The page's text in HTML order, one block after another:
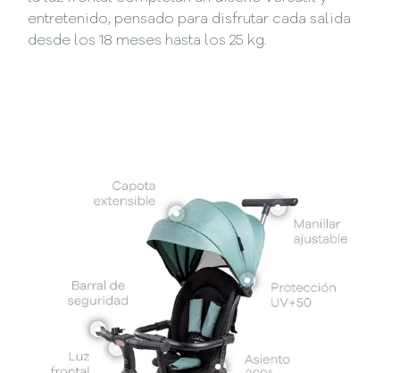
entretenido, pensado para disfrutar cada salida
desde los 18 meses hasta los 25 kg.